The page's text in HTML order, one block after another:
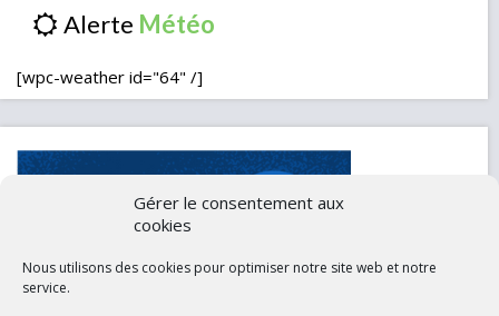
Gérer le consentement aux
cookies
Nous utilisons des cookies pour optimiser notre site web et notre
service.
Alerte
[wpc-weather id="64" /]